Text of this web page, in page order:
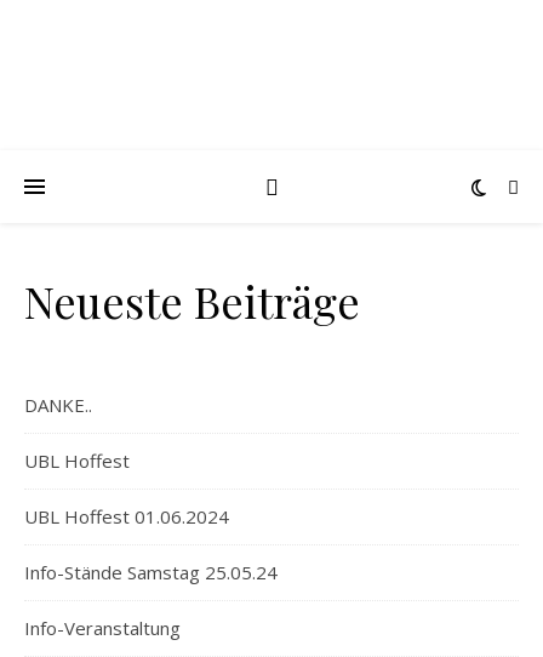
Neueste Beiträge
DANKE..
UBL Hoffest
UBL Hoffest 01.06.2024
Info-Stände Samstag 25.05.24
Info-Veranstaltung